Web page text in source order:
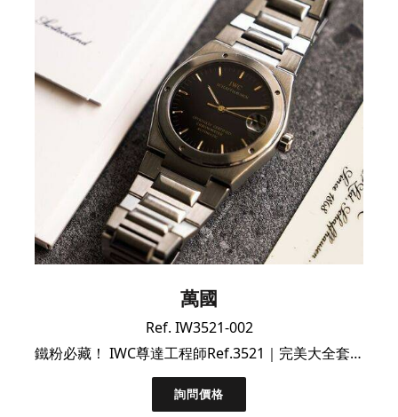
萬國
Ref. IW3521-002
鐵粉必藏！ IWC尊達工程師Ref.3521｜完美大全套呈現
詢問價格